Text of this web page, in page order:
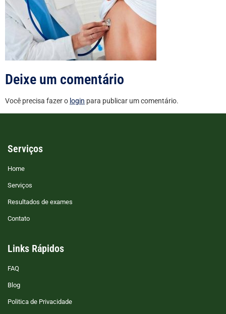
Deixe um comentário
Você precisa fazer o login para publicar um comentário.
Serviços
Home
Serviços
Resultados de exames
Contato
Links Rápidos
FAQ
Blog
Politica de Privacidade